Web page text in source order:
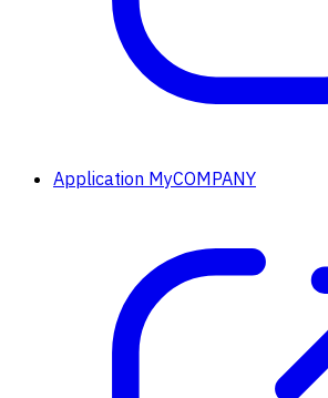
Application MyCOMPANY